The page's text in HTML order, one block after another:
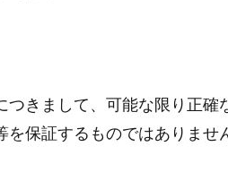
きまして、可能な限り正確
保証するものではありませ